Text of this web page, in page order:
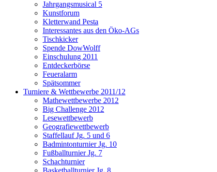
Jahrgangsmusical 5
Kunstforum
Kletterwand Pesta
Interessantes aus den Öko-AGs
Tischkicker
Spende DowWolff
Einschulung 2011
Entdeckerbörse
Feueralarm
Spätsommer
Turniere & Wettbewerbe 2011/12
Mathewettbewerbe 2012
Big Challenge 2012
Lesewettbewerb
Geografiewettbewerb
Staffellauf Jg. 5 und 6
Badmintonturnier Jg. 10
Fußballturnier Jg. 7
Schachturnier